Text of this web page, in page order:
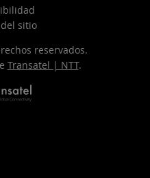
sitio
reservados.
Transatel | NTT.